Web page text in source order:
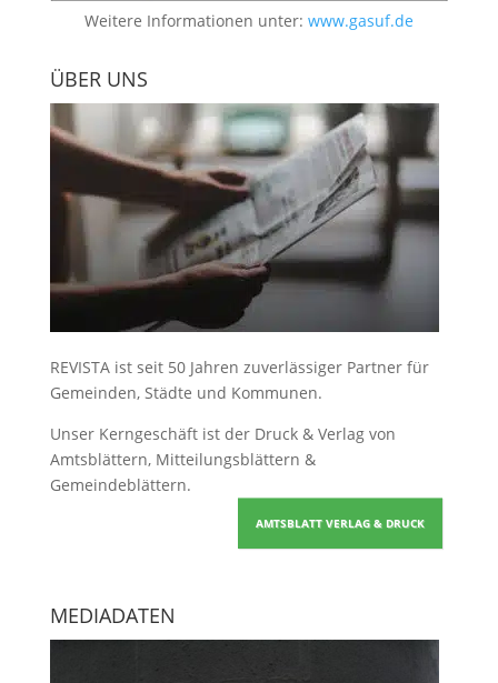
Weitere Informationen unter: www.gasuf.de
ÜBER UNS
REVISTA ist seit 50 Jahren zuverlässiger Partner für
Gemeinden, Städte und Kommunen.
Unser Kerngeschäft ist der Druck & Verlag von
Amtsblättern, Mitteilungsblättern &
Gemeindeblättern.
AMTSBLATT VERLAG & DRUCK
MEDIADATEN